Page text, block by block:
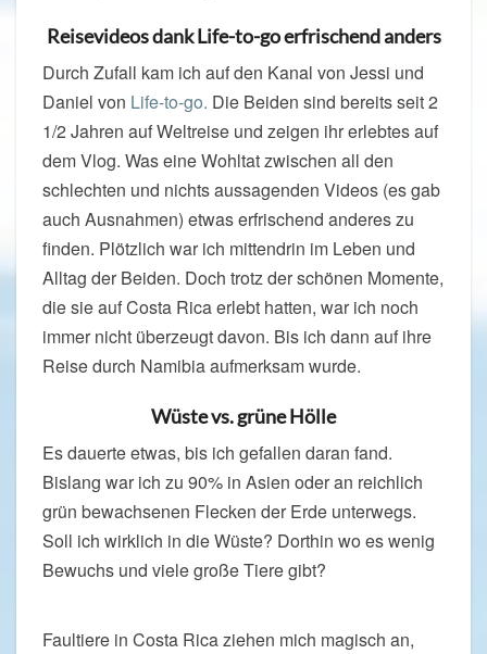
Reisevideos dank Life-to-go erfrischend anders
Durch Zufall kam ich auf den Kanal von Jessi und
Daniel von Life-to-go. Die Beiden sind bereits seit 2
1/2 Jahren auf Weltreise und zeigen ihr erlebtes auf
dem Vlog. Was eine Wohltat zwischen all den
schlechten und nichts aussagenden Videos (es gab
auch Ausnahmen) etwas erfrischend anderes zu
finden. Plötzlich war ich mittendrin im Leben und
Alltag der Beiden. Doch trotz der schönen Momente,
die sie auf Costa Rica erlebt hatten, war ich noch
immer nicht überzeugt davon. Bis ich dann auf ihre
Reise durch Namibia aufmerksam wurde.
Wüste vs. grüne Hölle
Es dauerte etwas, bis ich gefallen daran fand.
Bislang war ich zu 90% in Asien oder an reichlich
grün bewachsenen Flecken der Erde unterwegs.
Soll ich wirklich in die Wüste? Dorthin wo es wenig
Bewuchs und viele große Tiere gibt?
Faultiere in Costa Rica ziehen mich magisch an,